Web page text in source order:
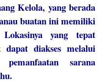
Kelola, yang berada
buatan ini memiliki
yang tepat
dapat diakses melalui
sarana